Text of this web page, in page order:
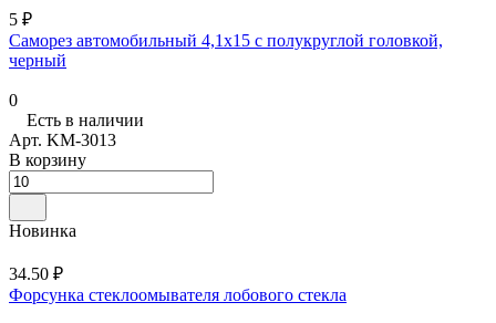
5 ₽
Саморез автомобильный 4,1x15 с полукруглой головкой,
черный
0
Есть в наличии
Арт. KM-3013
В корзину
Новинка
34.50 ₽
Форсунка стеклоомывателя лобового стекла